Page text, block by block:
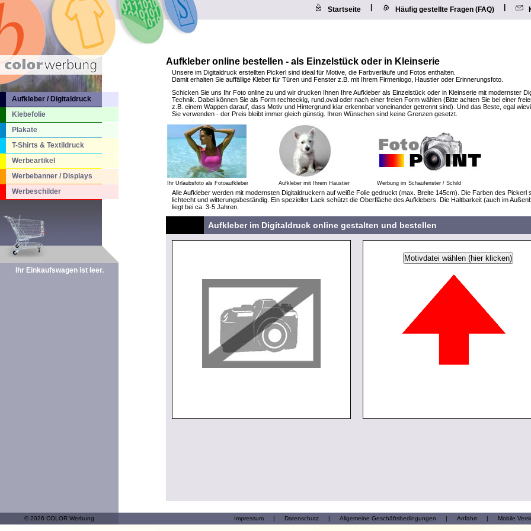
Startseite Häufig gestellte Fragen (FAQ)
Aufkleber / Digitaldruck
Klebefolie
Plakate
T-Shirts & Textildruck
Werbeartikel
Werbebanner / Displays
Werbeschilder
Ihr Einkaufswagen ist leer.
Aufkleber online bestellen - als Einzelstück oder in Kleinserie
Unsere im Digitaldruck erstellten Pickerl sind ideal für Motive, die Farbverläufe und Fotos enthalten.
Damit erhalten Sie auffällige Kleber für Türen und Fenster z.B. mit Ihrem Firmenlogo, Haustier oder Erinnerungsfoto.
Schicken Sie uns Ihr Foto online zu und wir drucken Ihnen Ihre Aufkleber als Einzelstück oder in Kleinserie mit modernster
Technik. Dabei können Sie als Form rechteckig, rund,oval oder nach einer freien Form wählen (Bitte achten Sie bei einer
z.B. einem Wappen darauf, dass Motiv und Hintergrund klar erkennbar voneinander getrennt sind). Und das Beste, egal
Sie verwenden - der Preis bleibt immer gleich günstig. Ihren Wünschen sind keine Grenzen gesetzt.
Ihr Urlaubsfoto als Fotoaufkleber Aufkleber mit Ihrem Haustier Werbung im Schaufenster / Schild
Alle Aufkleber werden mit modernsten Digitaldruckern auf weiße Folie gedruckt (max. Breite 145cm). Die Farben des Pickerl
lichtecht und witterungsbeständig. Ein spezieller Lack schützt die Oberfläche des Aufklebers. Die Haltbarkeit (auch im
liegt bei ca. 3-5 Jahren.
Aufkleber im Digitaldruck online gestalten und bestellen
© 2026 COLOR Werbung Impressum | Datenschutz | Allgemeine Geschäftsbedingungen | Anfahrt | Mobile